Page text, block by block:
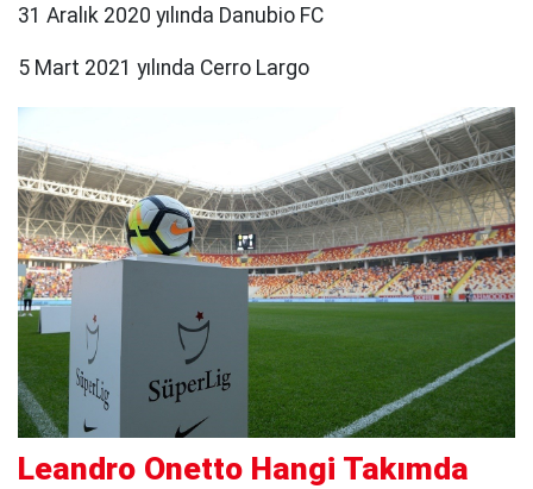
31 Aralık 2020 yılında Danubio FC
5 Mart 2021 yılında Cerro Largo
Leandro Onetto Hangi Takımda